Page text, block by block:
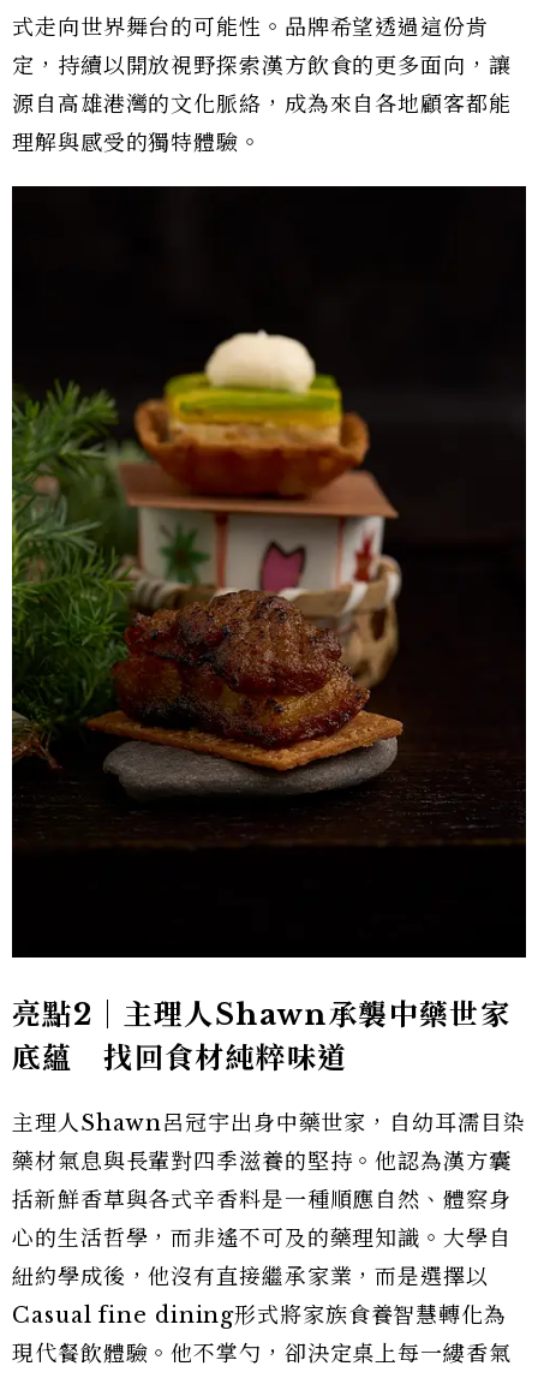
式走向世界舞台的可能性。品牌希望透過這份肯
定，持續以開放視野探索漢方飲食的更多面向，讓
源自高雄港灣的文化脈絡，成為來自各地顧客都能
理解與感受的獨特體驗。
亮點2｜主理人Shawn承襲中藥世家
底蘊 找回食材純粹味道
主理人Shawn呂冠宇出身中藥世家，自幼耳濡目染
藥材氣息與長輩對四季滋養的堅持。他認為漢方囊
括新鮮香草與各式辛香料是一種順應自然、體察身
心的生活哲學，而非遙不可及的藥理知識。大學自
紐約學成後，他沒有直接繼承家業，而是選擇以
Casual fine dining形式將家族食養智慧轉化為
現代餐飲體驗。他不掌勺，卻決定桌上每一縷香氣